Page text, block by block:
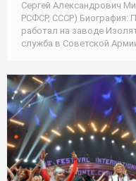
Сергей Александрович
РСФСР, СССР) Биография:
работал на заводе
служба в Советской